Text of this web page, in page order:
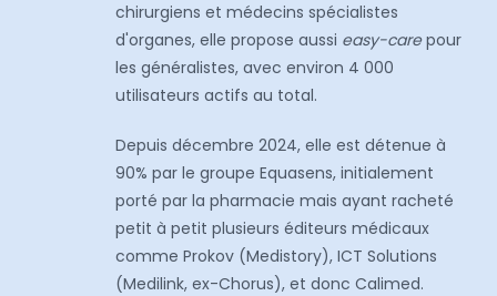
chirurgiens et médecins spécialistes
d'organes, elle propose aussi easy-carepour
les généralistes, avec environ 4 000
utilisateurs actifs au total.
Depuis décembre 2024, elle est détenue à
90% par le groupe Equasens, initialement
porté par la pharmacie mais ayant racheté
petit à petit plusieurs éditeurs médicaux
comme Prokov (Medistory), ICT Solutions
(Medilink, ex-Chorus), et donc Calimed.